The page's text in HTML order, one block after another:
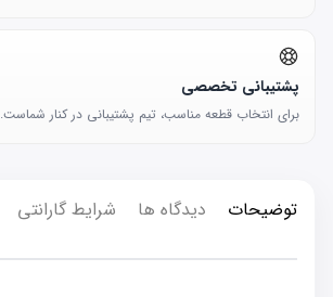
پشتیبانی تخصصی
برای انتخاب قطعه مناسب، تیم پشتیبانی در کنار شماست.
توضیحات دیدگاه ها شرایط گارانتی